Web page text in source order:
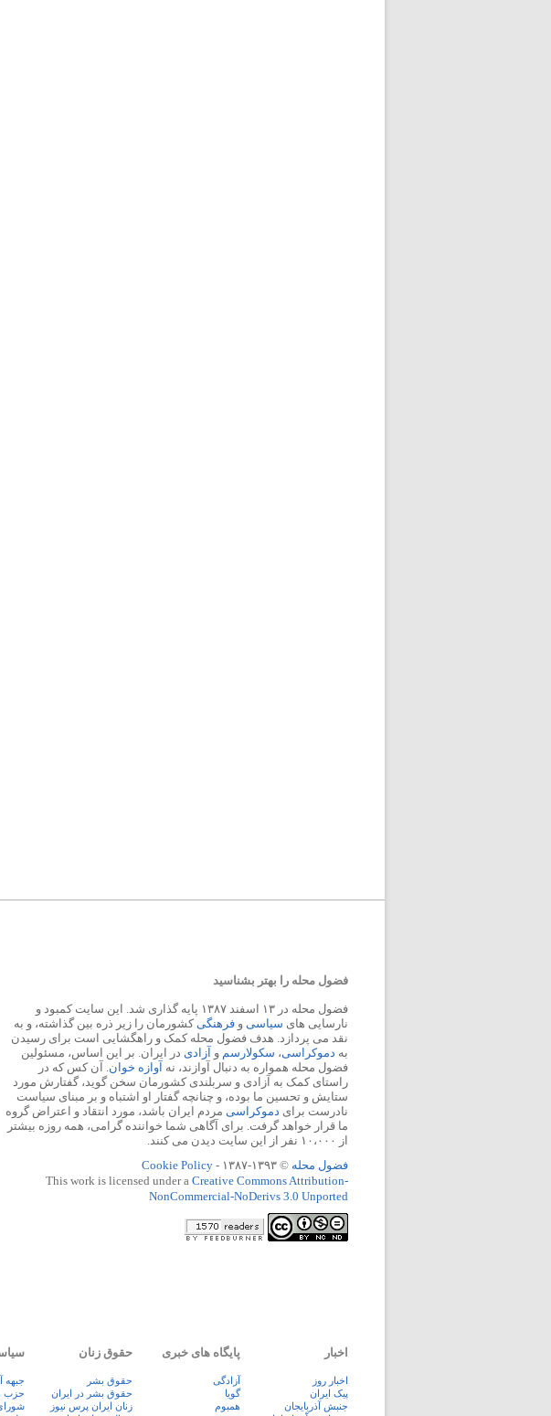
فضول محله را بهتر بشناسید
فضول محله در ۱۳ اسفند ۱۳۸۷ پایه گذاری شد. این سایت کمبود و
نارسایی های سیاسی و فرهنگیکشورمان را زیر ذره بین گذاشته، و به
نقد می پردازد. هدف فضول محله کمک و راهگشایی است برای رسیدن
به دموکراسی، سکولارسم و آزادی در ایران. بر این اساس، مسئولین
فضول محله همواره به دنبال آوازند، نه آوازه خوان. آن کس که در
راستای کمک به آزادی و سربلندی کشورمان سخن گوید، گفتارش مورد
ستایش و تحسین ما بوده، و چنانچه گفتار او اشتباه و بر مبنای سیاست
نادرست برای دموکراسی مردم ایران باشد، مورد انتقاد و اعتراض گروه
ما قرار خواهد گرفت. برای آگاهی شما خواننده گرامی، همه روزه بیشتر
از ۱۰،۰۰۰ نفر از این سایت دیدن می کنند.
فضول محله © ۱۳۹۳-۱۳۸۷ -
Cookie Policy
This work is licensed under a Creative Commons Attribution-
NonCommercial-NoDerivs 3.0 Unported
اخبار
اخبار روز
پيک ايران
جنبش آذربایجان
پایگاه های خبری
آزادگی
گویا
همبوم
حقوق زنان
حقوق بشر
حقوق بشر در ایران
زنان ايران پرس نيوز
جبهه
حزب